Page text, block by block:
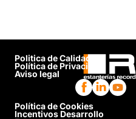
Politica de Calidad
Política de Privacidad
Aviso legal
Política de Cookies
Incentivos Desarrollo